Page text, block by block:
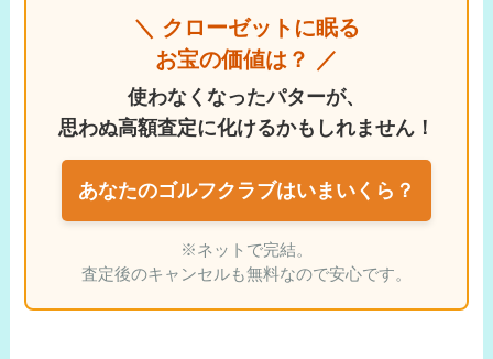
＼ クローゼットに眠る
お宝の価値は？ ／
使わなくなったパターが、
思わぬ高額査定に化けるかもしれません！
あなたのゴルフクラブはいまいくら？
※ネットで完結。
査定後のキャンセルも無料なので安心です。